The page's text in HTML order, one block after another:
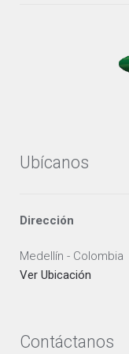
Ubícanos
Dirección
Medellín - Colombia
Ver Ubicación
Contáctanos